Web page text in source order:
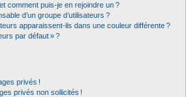
comment puis-je en rejoindre un ?
d’un groupe d’utilisateurs ?
apparaissent-ils dans une couleur différente ?
par défaut » ?
privés !
privés non sollicités !